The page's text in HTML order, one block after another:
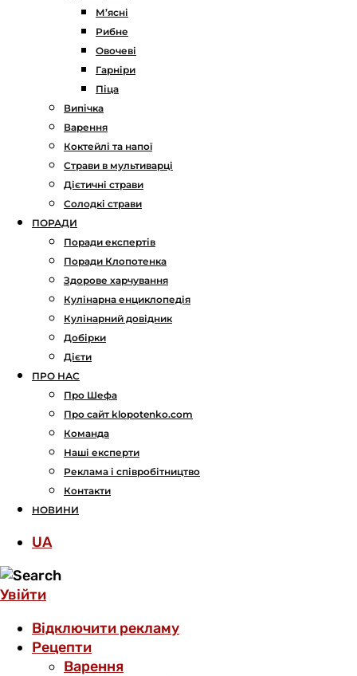
М’ясні
Рибне
Овочеві
Гарніри
Піца
Випічка
Варення
Коктейлі та напої
Страви в мультиварці
Дієтичні страви
Солодкі страви
ПОРАДИ
Поради експертів
Поради Клопотенка
Здорове харчування
Кулінарна енциклопедія
Кулінарний довідник
Добірки
Дієти
ПРО НАС
Про Шефа
Про сайт klopotenko.com
Команда
Наші експерти
Реклама і співробітництво
Контакти
НОВИНИ
UA
Увійти
Відключити рекламу
Рецепти
Варення